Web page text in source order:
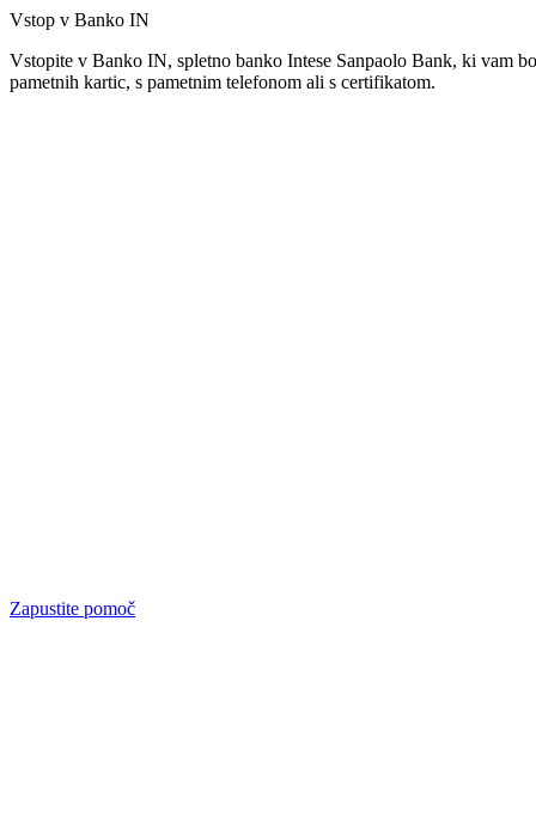
Vstop v Banko IN
Vstopite v Banko IN, spletno banko Intese Sanpaolo Bank, ki vam
pametnih kartic, s pametnim telefonom ali s certifikatom.
Zapustite pomoč